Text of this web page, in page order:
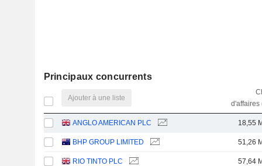
Principaux concurrents
Ajouter à une liste
d'affaires
ANGLO AMERICAN PLC 18,55
BHP GROUP LIMITED 51,26
RIO TINTO PLC 57,64